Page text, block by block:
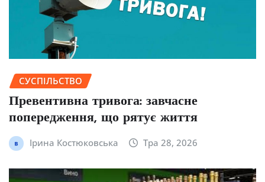
СУСПІЛЬСТВО
Превентивна тривога: завчасне
попередження, що рятує життя
Ірина Костюковська Тра 28, 2026